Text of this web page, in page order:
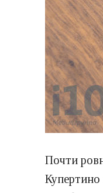
Почти
Купертино